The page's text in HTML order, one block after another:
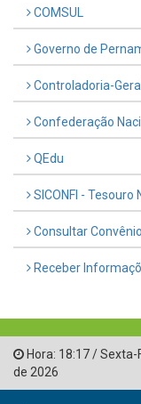
COMSUL
Governo de
Controladoria-
Confederação
QEdu
SICONFI - Tesouro
Consultar
Receber
Hora: 18:17/Sexta-
de 2026